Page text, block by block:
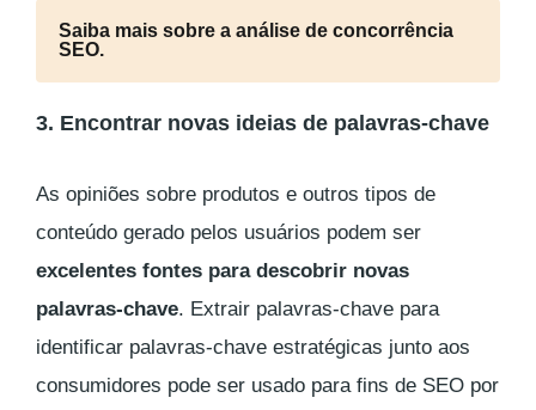
Saiba mais sobre a análise de concorrência
SEO.
3. Encontrar novas ideias de palavras-chave
As opiniões sobre produtos e outros tipos de
conteúdo gerado pelos usuários podem ser
excelentes fontes para descobrir novas
palavras-chave. Extrair palavras-chave para
identificar palavras-chave estratégicas junto aos
consumidores pode ser usado para fins de SEO por